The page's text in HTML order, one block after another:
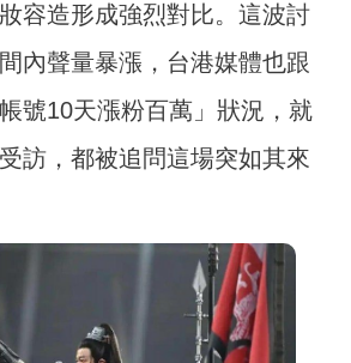
容造形成強烈對比。這波討
內聲量暴漲，台港媒體也跟
號10天漲粉百萬」狀況，就
訪，都被追問這場突如其來